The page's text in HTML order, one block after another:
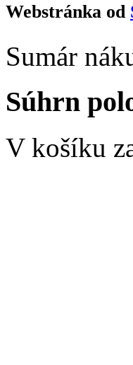
Webstránka od
Sumár
Súhrn
V košíku